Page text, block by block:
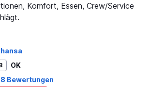
Komfort, Essen, Crew/Service
OK
Bewertungen